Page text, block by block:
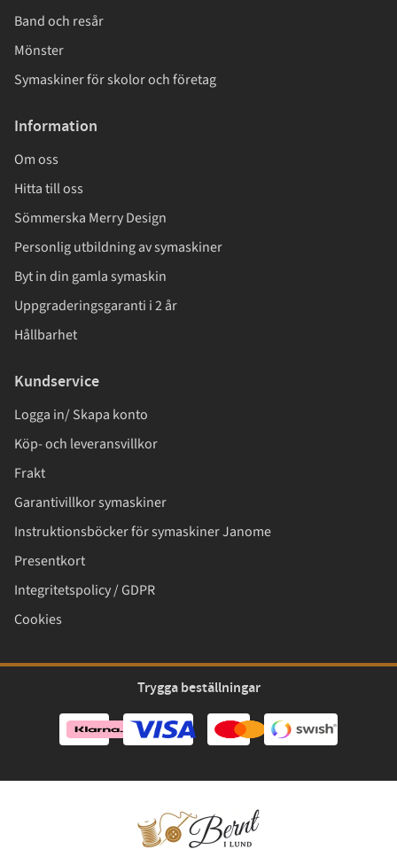
Band och resår
Mönster
Symaskiner för skolor och företag
Information
Om oss
Hitta till oss
Sömmerska Merry Design
Personlig utbildning av symaskiner
Byt in din gamla symaskin
Uppgraderingsgaranti i 2 år
Hållbarhet
Kundservice
Logga in/ Skapa konto
Köp- och leveransvillkor
Frakt
Garantivillkor symaskiner
Instruktionsböcker för symaskiner Janome
Presentkort
Integritetspolicy / GDPR
Cookies
Trygga beställningar